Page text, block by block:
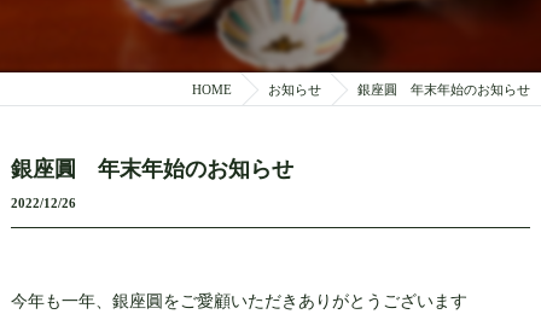
HOME お知らせ 銀座圓 年末年始のお知らせ
銀座圓 年末年始のお知らせ
2022/12/26
今年も一年、銀座圓をご愛顧いただきありがとうございます